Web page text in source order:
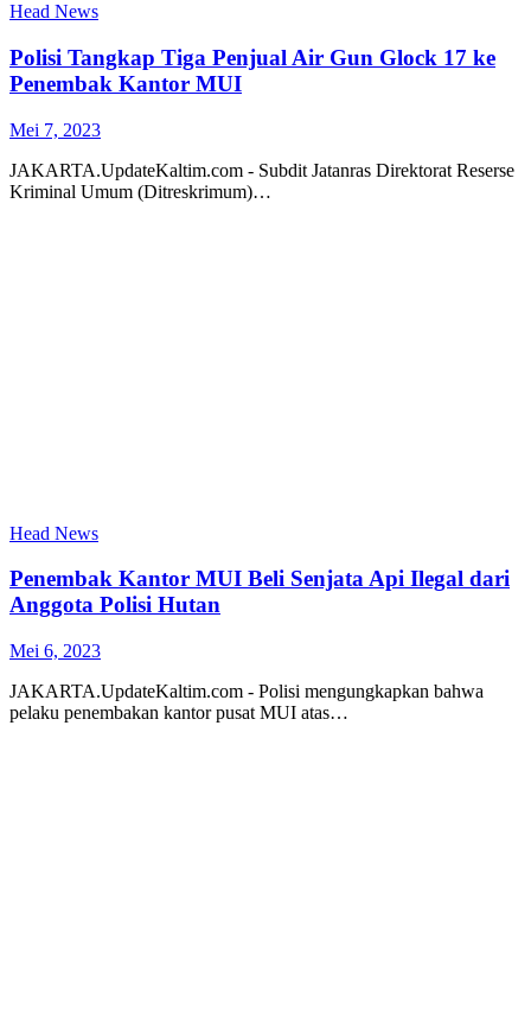
Head News
Polisi Tangkap Tiga Penjual Air Gun Glock 17 ke
Penembak Kantor MUI
Mei 7, 2023
JAKARTA.UpdateKaltim.com - Subdit Jatanras Direktorat Reserse
Kriminal Umum (Ditreskrimum)…
Head News
Penembak Kantor MUI Beli Senjata Api Ilegal dari
Anggota Polisi Hutan
Mei 6, 2023
JAKARTA.UpdateKaltim.com - Polisi mengungkapkan bahwa
pelaku penembakan kantor pusat MUI atas…